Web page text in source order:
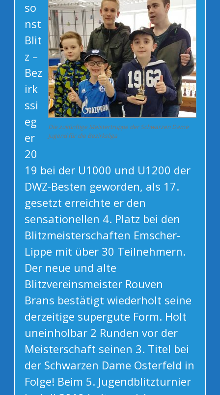
Die zukünftige Meistertruppe der Schwarzen Dame
Jugend für die Bezirksliga
so
nst
Blit
z –
Bez
irk
ssi
eg
er
20
19 bei der U1000 und U1200 der
DWZ-Besten geworden, als 17.
gesetzt erreichte er den
sensationellen 4. Platz bei den
Blitzmeisterschaften Emscher-
Lippe mit über 30 Teilnehmern.
Der neue und alte
Blitzvereinsmeister Rouven
Brans bestätigt wiederholt seine
derzeitige supergute Form. Holt
uneinholbar 2 Runden vor der
Meisterschaft seinen 3. Titel bei
der Schwarzen Dame Osterfeld in
Folge! Beim 5. Jugendblitzturnier